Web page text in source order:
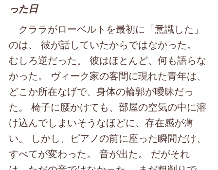
った日
クララがローベルトを最初に「意識した」
のは、 彼が話していたからではなかった。
むしろ逆だった。 彼はほとんど、何も語らな
かった。 ヴィーク家の客間に現れた青年は、
どこか所在なげで、身体の輪郭が曖昧だっ
た。 椅子に腰かけても、部屋の空気の中に溶
け込んでしまいそうなほどに、存在感が薄
い。 しかし、ピアノの前に座った瞬間だけ、
すべてが変わった。 音が出た。 だがそれ